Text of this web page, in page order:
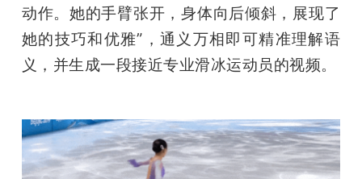
动作。她的手臂张开，身体向后倾斜，展现了
她的技巧和优雅”，通义万相即可精准理解语
义，并生成一段接近专业滑冰运动员的视频。